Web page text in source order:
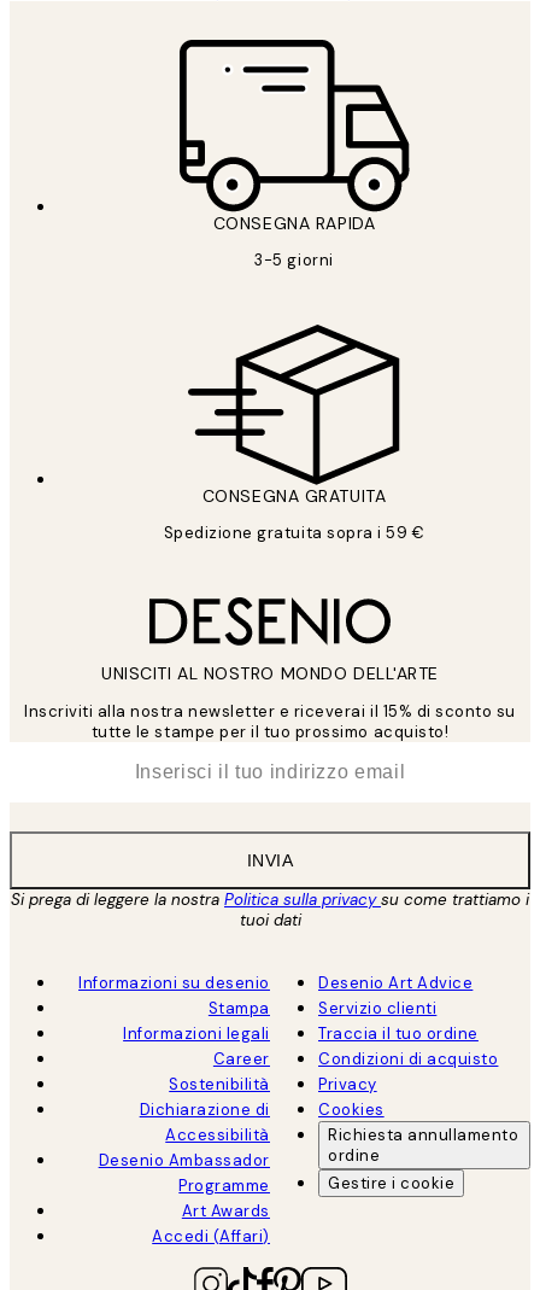
CONSEGNA RAPIDA
3-5 giorni
CONSEGNA GRATUITA
Spedizione gratuita sopra i 59 €
UNISCITI AL NOSTRO MONDO DELL'ARTE
Inscriviti alla nostra newsletter e riceverai il 15% di sconto su
tutte le stampe per il tuo prossimo acquisto!
INVIA
Si prega di leggere la nostra Politica sulla privacysu come trattiamo i
tuoi dati
Informazioni su desenio
Stampa
Informazioni legali
Career
Sostenibilità
Dichiarazione di
Accessibilità
Desenio Ambassador
Programme
Art Awards
Accedi (Affari)
Desenio Art Advice
Servizio clienti
Traccia il tuo ordine
Condizioni di acquisto
Privacy
Cookies
Richiesta annullamento
ordine
Gestire i cookie